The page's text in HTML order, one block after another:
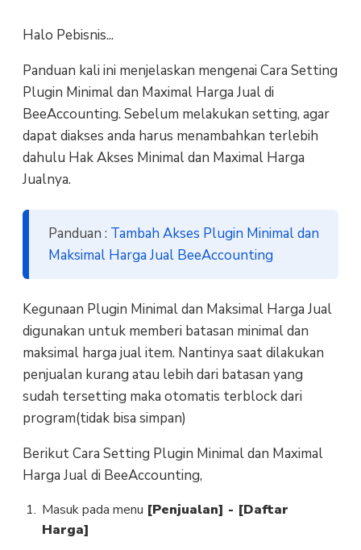
Halo Pebisnis...
Panduan kali ini menjelaskan mengenai Cara Setting
Plugin Minimal dan Maximal Harga Jual di
BeeAccounting. Sebelum melakukan setting, agar
dapat diakses anda harus menambahkan terlebih
dahulu Hak Akses Minimal dan Maximal Harga
Jualnya.
Panduan : Tambah Akses Plugin Minimal dan
Maksimal Harga Jual BeeAccounting
Kegunaan Plugin Minimal dan Maksimal Harga Jual
digunakan untuk memberi batasan minimal dan
maksimal harga jual item. Nantinya saat dilakukan
penjualan kurang atau lebih dari batasan yang
sudah tersetting maka otomatis terblock dari
program(tidak bisa simpan)
Berikut Cara Setting Plugin Minimal dan Maximal
Harga Jual di BeeAccounting,
Masuk pada menu [Penjualan] - [Daftar
Harga]